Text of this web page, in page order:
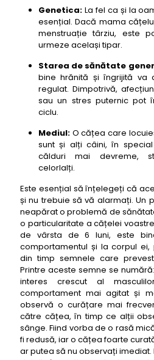
Genetica: La fel ca și la
esențial. Dacă mama
menstruație târziu, este
urmeze același tipar.
Starea de sănătate
bine hrănită și îngrijită va
regulat. Dimpotrivă,
sau un stres puternic pot
ciclu.
Mediul: O cățea care
sunt și alți câini, în
călduri mai devreme,
celorlalți.
Este esențial să înțelegeți că
și nu trebuie să vă alarmați. Un
neapărat o problemă de
o particularitate a cățelei
de vârsta de 6 luni, este
comportamentul și la corpul
din timp semnele care
Printre aceste semne se
interes crescut al
comportament mai agitat și
observă o curățare mai
către cățea, în timp ce alții
sânge. Fiind vorba de o rasă
fi redusă, iar o cățea foarte
ar putea să nu observați imediat.